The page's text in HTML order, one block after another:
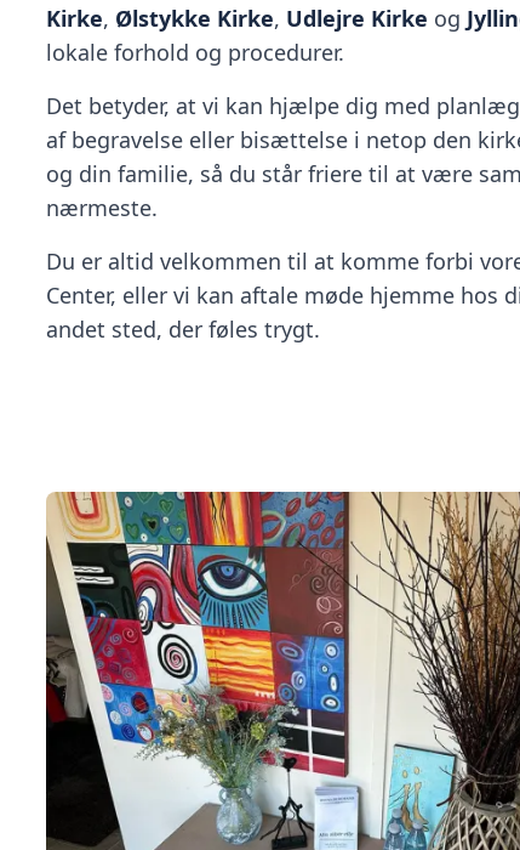
Kirke, Ølstykke Kirke, Udlejre Kirke og
lokale forhold og procedurer.
Det betyder, at vi kan hjælpe dig med
af begravelse eller bisættelse i netop den
og din familie, så du står friere til at være
nærmeste.
Du er altid velkommen til at komme forbi
Center, eller vi kan aftale møde hjemme hos
andet sted, der føles trygt.